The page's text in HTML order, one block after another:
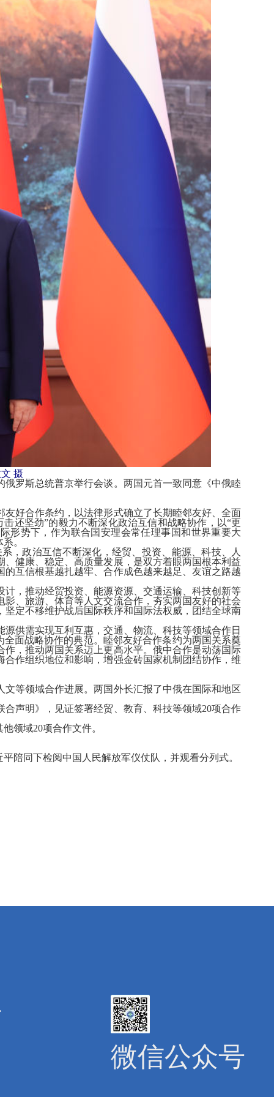
摄
罗斯总统普京举行会谈。两国元首一致同意《中俄睦
好合作条约，以法律形式确立了长期睦邻友好、全面
还坚劲”的毅力不断深化政治互信和战略协作，以“更
形势下，作为联合国安理会常任理事国和世界重要大
。
政治互信不断深化，经贸、投资、能源、科技、人
健康、稳定、高质量发展，是双方着眼两国根本利益
互信根基越扎越牢、合作成色越来越足、友谊之路越
，推动经贸投资、能源资源、交通运输、科技创新等
、旅游、体育等人文交流合作，夯实两国友好的社会
定不移维护战后国际秩序和国际法权威，团结全球南
供需实现互利互惠，交通、物流、科技等领域合作日
面战略协作的典范。睦邻友好合作条约为两国关系奠
，推动两国关系迈上更高水平。俄中合作是动荡国际
作组织地位和影响，增强金砖国家机制团结协作，维
等领域合作进展。两国外长汇报了中俄在国际和地区
声明》，见证签署经贸、教育、科技等领域20项合作
领域20项合作文件。
同下检阅中国人民解放军仪仗队，并观看分列式。
微信公众号